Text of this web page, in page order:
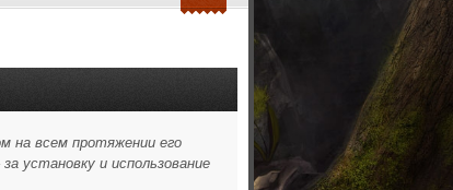
на всем протяжении его
установку и использование